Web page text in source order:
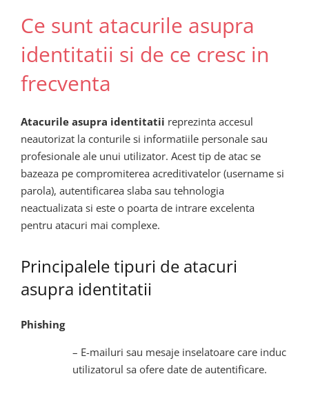
Ce sunt atacurile asupra
identitatii si de ce cresc in
frecventa
Atacurile asupra identitatii reprezinta accesul
neautorizat la conturile si informatiile personale sau
profesionale ale unui utilizator. Acest tip de atac se
bazeaza pe compromiterea acreditivatelor (username si
parola), autentificarea slaba sau tehnologia
neactualizata si este o poarta de intrare excelenta
pentru atacuri mai complexe.
Principalele tipuri de atacuri
asupra identitatii
Phishing
– E-mailuri sau mesaje inselatoare care induc
utilizatorul sa ofere date de autentificare.